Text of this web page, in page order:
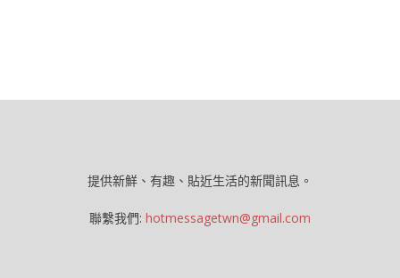
提供新鮮、有趣、貼近生活的新聞訊息。
聯繫我們: hotmessagetwn@gmail.com